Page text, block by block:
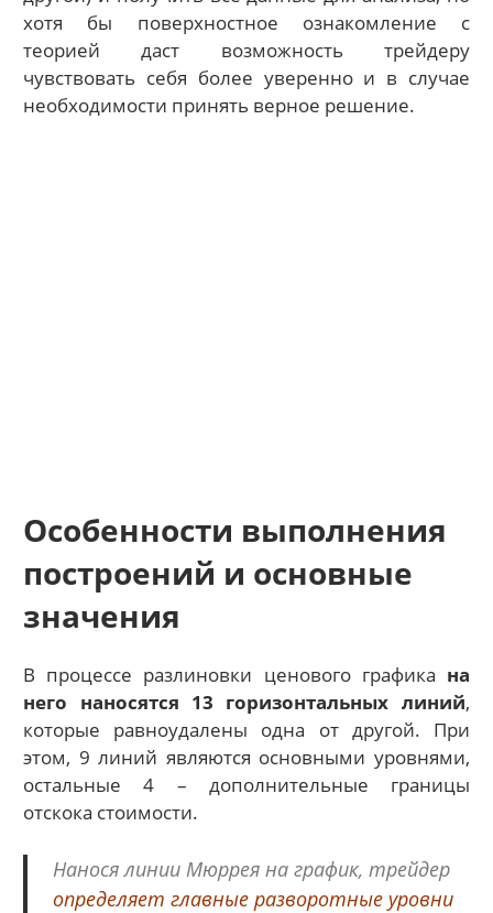
хотя бы поверхностное ознакомление с
теорией даст возможность трейдеру
чувствовать себя более уверенно и в случае
необходимости принять верное решение.
Особенности выполнения
построений и основные
значения
В процессе разлиновки ценового графика на
него наносятся 13 горизонтальных линий,
которые равноудалены одна от другой. При
этом, 9 линий являются основными уровнями,
остальные 4 – дополнительные границы
отскока стоимости.
Нанося линии Мюррея на график, трейдер
определяет главные разворотные уровни